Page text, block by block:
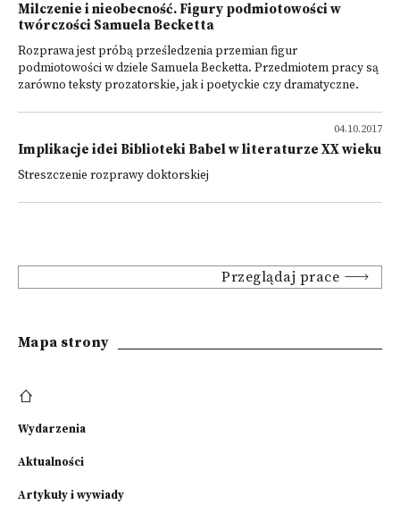
Milczenie i nieobecność. Figury podmiotowości w
twórczości Samuela Becketta
Rozprawa jest próbą prześledzenia przemian figur
podmiotowości w dziele Samuela Becketta. Przedmiotem pracy są
zarówno teksty prozatorskie, jak i poetyckie czy dramatyczne.
04.10.2017
Implikacje idei Biblioteki Babel w literaturze XX wieku
Streszczenie rozprawy doktorskiej
Przeglądaj prace
Mapa strony
Wydarzenia
Aktualności
Artykuły i wywiady